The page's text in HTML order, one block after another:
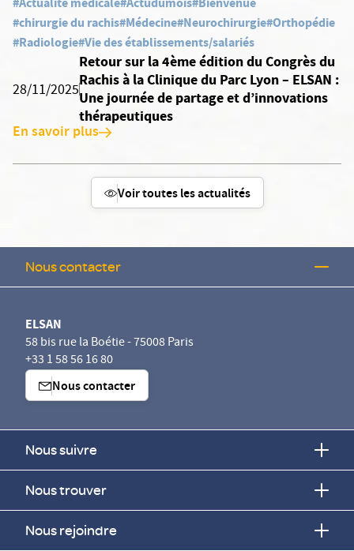
#chirurgie du rachis#Médecine#Neurochirurgie#Orthopédie
#Radiologie#Vie des établissements/salariés
28/11/2025
Retour sur la 4ème édition du Congrès du
Rachis à la Clinique du Parc Lyon – ELSAN :
Une journée de partage et d’innovations
thérapeutiques
En savoir plus
Voir toutes les actualités
Nous contacter
ELSAN
58 bis rue la Boétie - 75008 Paris
+33 1 58 56 16 80
Nous contacter
Nous suivre
Nous trouver
Nous rejoindre